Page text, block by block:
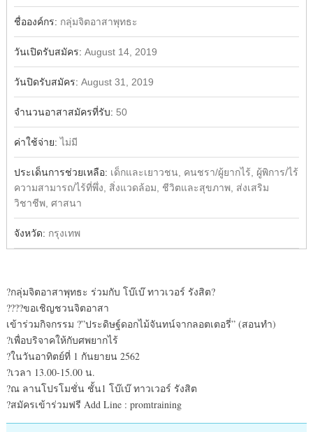
ชื่อองค์กร: กลุ่มจิตอาสาพุทธะ
วันเปิดรับสมัคร: August 14, 2019
วันปิดรับสมัคร: August 31, 2019
จำนวนอาสาสมัครที่รับ: 50
ค่าใช้จ่าย:ไม่มี
ประเด็นการช่วยเหลือ: เด็กและเยาวชน, คนชรา/ผู้ยากไร้, ผู้พิการ/ไร้
ความสามารถ/ไร้ที่พึ่ง, สิ่งแวดล้อม, ชีวิตและสุขภาพ, ส่งเสริม
วิชาชีพ, ศาสนา
จังหวัด: กรุงเทพ
?กลุ่มจิตอาสาพุทธะ ร่วมกับ โบ๊เบ๊ ทาวเวอร์ รังสิต?
?‍?‍?‍?ขอเชิญชวนจิตอาสา
เข้าร่วมกิจกรรม ?”ประดิษฐ์ดอกไม้จันทน์จากลอตเตอรี่” (สอนทำ)
?เพื่อบริจาคให้กับศพยากไร้
?ในวันอาทิตย์ที่ 1 กันยายน 2562
?เวลา 13.00-15.00 น.
?ณ ลานโปรโมชั่น ชั้น1 โบ๊เบ๊ ทาวเวอร์ รังสิต
?สมัครเข้าร่วมฟรี Add Line : promtraining